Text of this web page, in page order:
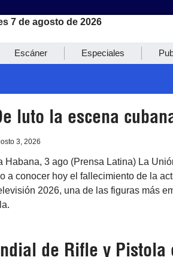
7 de agosto de 2026
Escáner Especiales
luto la escena
3, 2026
Habana, 3 ago (Prensa Latina) La
a conocer hoy el fallecimiento de la
2026, una de las figuras más
de Rifle y Pistola